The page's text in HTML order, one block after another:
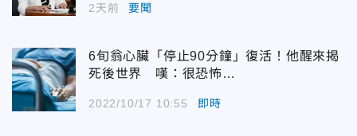
2天前 要聞
6旬翁心臟「停止90分鐘」復活！他醒來揭
死後世界 嘆：很恐怖…
2022/10/17 10:55 即時